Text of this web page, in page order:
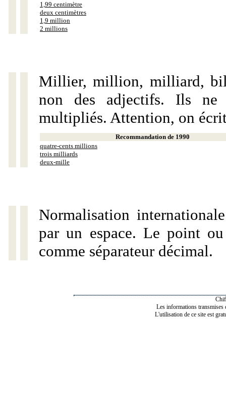
1,99 centimètre
deux centimètres
1,9 million
2 millions
Millier, million, milliard,
non des adjectifs. Ils ne
multipliés. Attention, on
Recommandation de 1990
quatre-cents millions
trois milliards
deux-mille
Normalisation
par un espace. Le point
comme séparateur décimal.
Les informations transmises
L'utilisation de ce site est